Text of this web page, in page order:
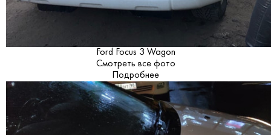
Ford Focus 3 Wagon
Смотреть все фото
Подробнее